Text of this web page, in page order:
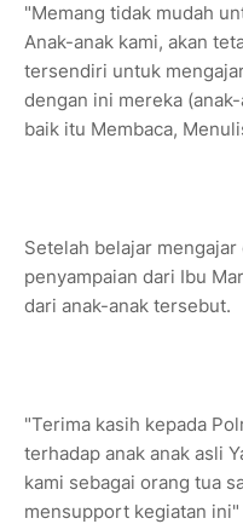
"Memang tidak mudah
Anak-anak kami, akan
tersendiri untuk
dengan ini mereka
baik itu Membaca,
Setelah belajar mengajar
penyampaian dari Ibu
dari anak-anak tersebut.
"Terima kasih kepada
terhadap anak anak asli
kami sebagai orang tua
mensupport kegiatan